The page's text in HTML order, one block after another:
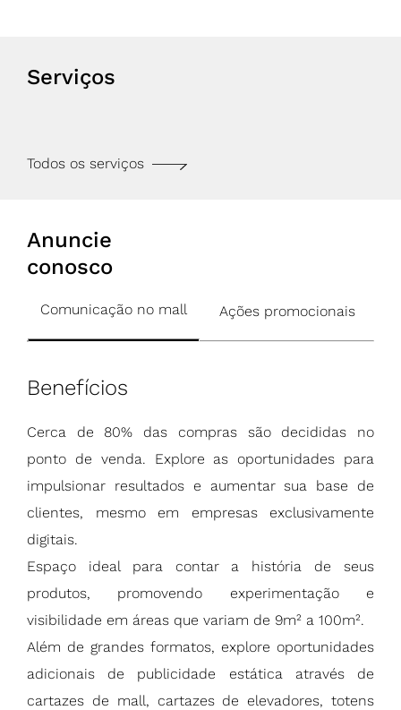
Serviços
Todos os serviços
Anuncie
conosco
Comunicação no mall Ações promocionais
Benefícios
Cerca de 80% das compras são decididas no
ponto de venda. Explore as oportunidades para
impulsionar resultados e aumentar sua base de
clientes, mesmo em empresas exclusivamente
digitais.
Espaço ideal para contar a história de seus
produtos, promovendo experimentação e
visibilidade em áreas que variam de 9m² a 100m².
Além de grandes formatos, explore oportunidades
adicionais de publicidade estática através de
cartazes de mall, cartazes de elevadores, totens